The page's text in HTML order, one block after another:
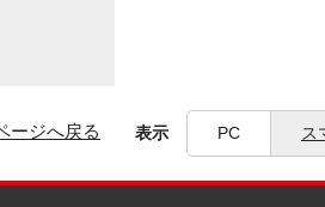
ージへ戻る 表示 PC ス